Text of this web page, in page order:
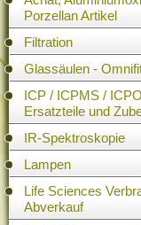
Porzellan Artikel
Filtration
Glassäulen -
ICP / ICPMS /
Ersatzteile und
IR-Spektroskopie
Lampen
Life Sciences
Abverkauf